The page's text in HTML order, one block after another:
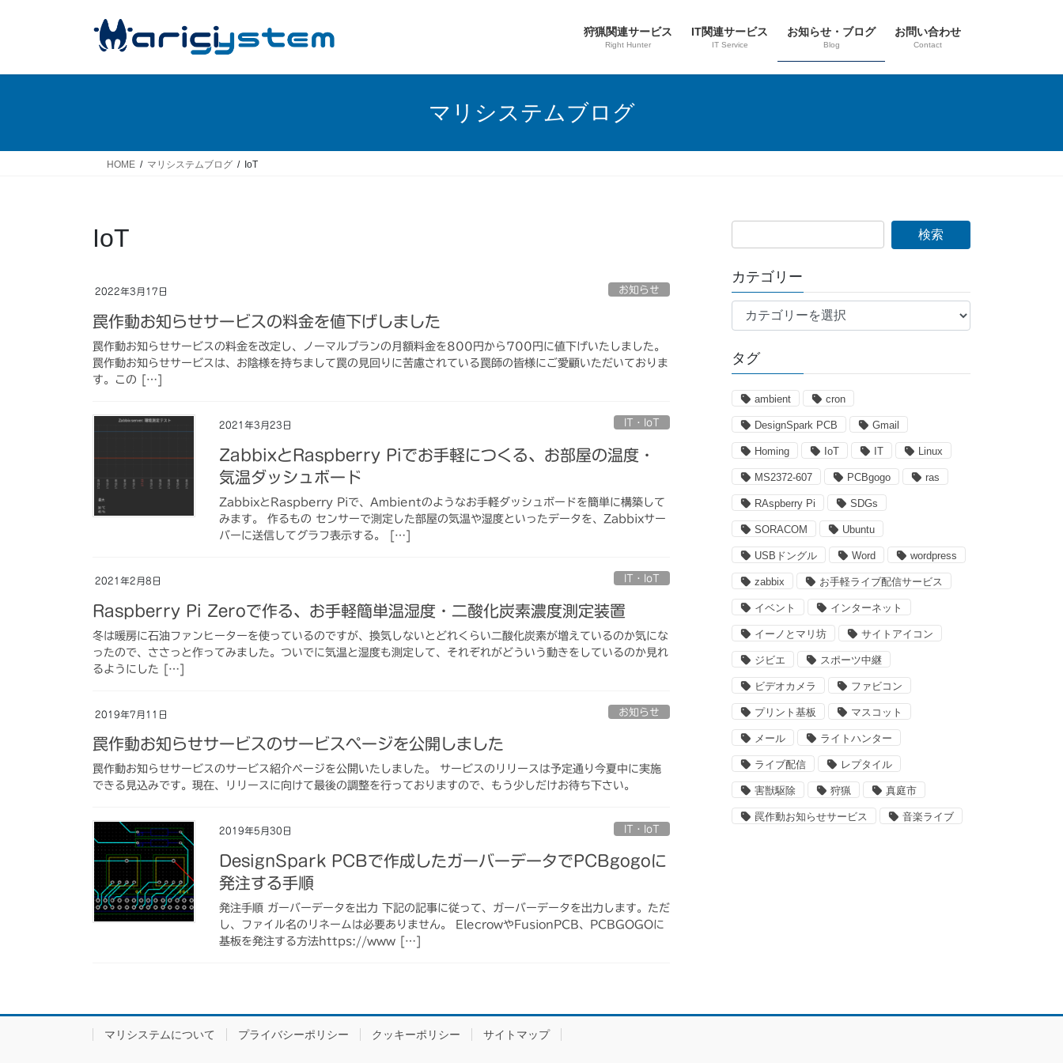
狩猟関連サービス
Right Hunter
IT関連サービス
IT Service
お知らせ・ブログ
Blog
お問い合わせ
Contact
マリシステムブログ
HOME マリシステムブログ IoT
IoT
2022年3月17日 お知らせ
罠作動お知らせサービスの料金を値下げしました
罠作動お知らせサービスの料金を改定し、ノーマルプランの月額料金を800円から700円に値下げいたしました。
罠作動お知らせサービスは、お陰様を持ちまして罠の見回りに苦慮されている罠師の皆様にご愛顧いただいておりま
す。この […]
2021年3月23日 IT・IoT
ZabbixとRaspberry Piでお手軽につくる、お部屋の温度・
気温ダッシュボード
ZabbixとRaspberry Piで、Ambientのようなお手軽ダッシュボードを簡単に構築して
みます。 作るもの センサーで測定した部屋の気温や湿度といったデータを、Zabbixサー
バーに送信してグラフ表示する。 […]
2021年2月8日 IT・IoT
Raspberry Pi Zeroで作る、お手軽簡単温湿度・二酸化炭素濃度測定装置
冬は暖房に石油ファンヒーターを使っているのですが、換気しないとどれくらい二酸化炭素が増えているのか気にな
ったので、ささっと作ってみました。ついでに気温と湿度も測定して、それぞれがどういう動きをしているのか見れ
るようにした […]
2019年7月11日 お知らせ
罠作動お知らせサービスのサービスページを公開しました
罠作動お知らせサービスのサービス紹介ページを公開いたしました。 サービスのリリースは予定通り今夏中に実施
できる見込みです。現在、リリースに向けて最後の調整を行っておりますので、もう少しだけお待ち下さい。
2019年5月30日 IT・IoT
DesignSpark PCBで作成したガーバーデータでPCBgogoに
発注する手順
発注手順 ガーバーデータを出力 下記の記事に従って、ガーバーデータを出力します。ただ
し、ファイル名のリネームは必要ありません。 ElecrowやFusionPCB、PCBGOGOに
基板を発注する方法https://www […]
カテゴリー
テ
リ
タグ
ambient cron
DesignSpark PCB Gmail
Homing IoT IT Linux
MS2372-607 PCBgogo ras
RAspberry Pi SDGs
SORACOM Ubuntu
USBドングル Word wordpress
zabbix お手軽ライブ配信サービス
イベント インターネット
イーノとマリ坊 サイトアイコン
ジビエ スポーツ中継
ビデオカメラ ファビコン
プリント基板 マスコット
メール ライトハンター
ライブ配信 レプタイル
害獣駆除 狩猟 真庭市
罠作動お知らせサービス 音楽ライブ
マリシステムについて プライバシーポリシー クッキーポリシー サイトマップ